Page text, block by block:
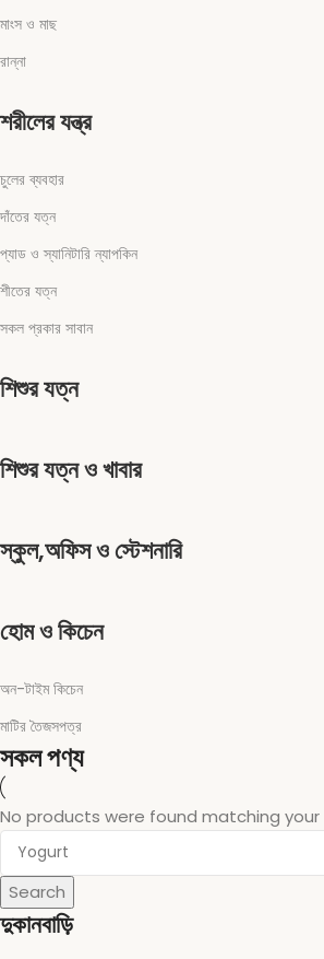
মাংস ও মাছ
রান্না
শরীলের যন্ত্র
চুলের ব্যবহার
দাঁতের যত্ন
প্যাড ও স্যানিটারি ন্যাপকিন
শীতের যত্ন
সকল প্রকার সাবান
শিশুর যত্ন
শিশুর যত্ন ও খাবার
স্কুল,অফিস ও স্টেশনারি
হোম ও কিচেন
অন-টাইম কিচেন
মাটির তৈজসপত্র
সকল পণ্য
No products were found matching your
Search
দুকানবাড়ি